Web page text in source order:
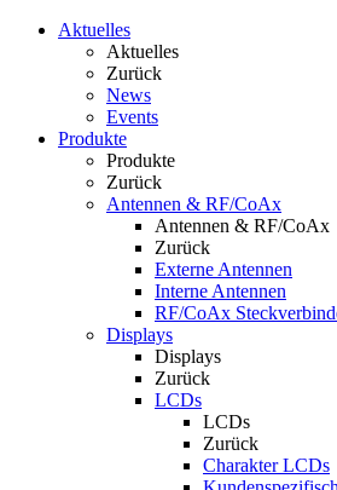
Aktuelles
Aktuelles
Zurück
News
Events
Produkte
Produkte
Zurück
Antennen & RF/CoAx
Antennen & RF/CoAx
Zurück
Externe Antennen
Interne Antennen
RF/CoAx
Displays
Displays
Zurück
LCDs
LCDs
Zurück
Charakter LCDs